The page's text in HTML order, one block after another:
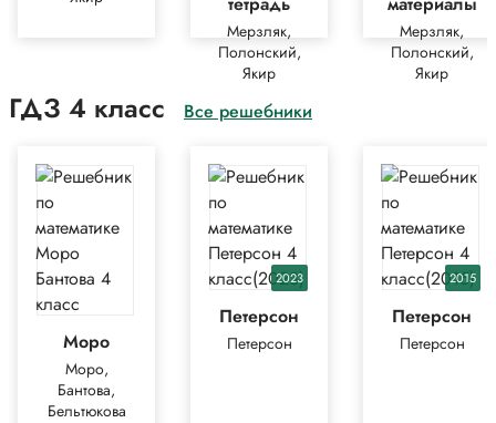
Мерзляк,
Полонский,
Якир
Мерзляк,
Полонский,
Якир
ГДЗ 4 класс Все решебники
Моро
Моро,
Бантова,
Бельтюкова
2023
Петерсон
Петерсон
2015
Петерсон
Петерсон